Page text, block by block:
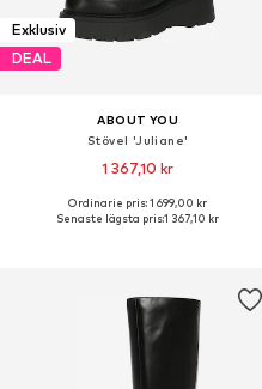
Exklusiv
DEAL
ABOUT YOU
Stövel 'Juliane'
1 367,10 kr
Tillgänglig i många storlekar
Ordinarie pris: 1 699,00 kr
Senaste lägsta pris:1 367,10 kr